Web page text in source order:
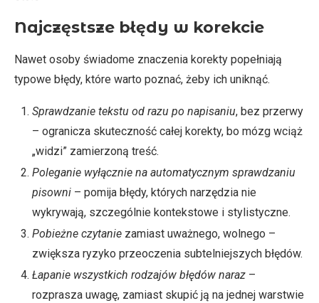
Najczęstsze błędy w korekcie
Nawet osoby świadome znaczenia korekty popełniają
typowe błędy, które warto poznać, żeby ich uniknąć.
Sprawdzanie tekstu od razu po napisaniu, bez przerwy
– ogranicza skuteczność całej korekty, bo mózg wciąż
„widzi” zamierzoną treść.
Poleganie wyłącznie na automatycznym sprawdzaniu
pisowni – pomija błędy, których narzędzia nie
wykrywają, szczególnie kontekstowe i stylistyczne.
Pobieżne czytanie zamiast uważnego, wolnego –
zwiększa ryzyko przeoczenia subtelniejszych błędów.
Łapanie wszystkich rodzajów błędów naraz –
rozprasza uwagę, zamiast skupić ją na jednej warstwie